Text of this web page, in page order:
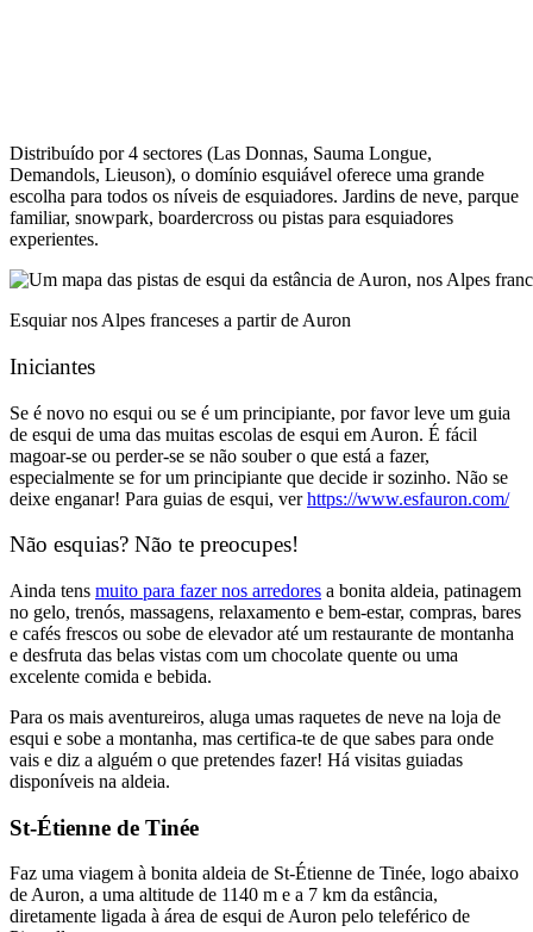
Distribuído por 4 sectores (Las Donnas, Sauma Longue,
Demandols, Lieuson), o domínio esquiável oferece uma grande
escolha para todos os níveis de esquiadores. Jardins de neve, parque
familiar, snowpark, boardercross ou pistas para esquiadores
experientes.
Esquiar nos Alpes franceses a partir de Auron
Iniciantes
Se é novo no esqui ou se é um principiante, por favor leve um guia
de esqui de uma das muitas escolas de esqui em Auron. É fácil
magoar-se ou perder-se se não souber o que está a fazer,
especialmente se for um principiante que decide ir sozinho. Não se
deixe enganar! Para guias de esqui, verhttps://www.esfauron.com/
Não esquias? Não te preocupes!
Ainda tens muito para fazer nos arredores a bonita aldeia, patinagem
no gelo, trenós, massagens, relaxamento e bem-estar, compras, bares
e cafés frescos ou sobe de elevador até um restaurante de montanha
e desfruta das belas vistas com um chocolate quente ou uma
excelente comida e bebida.
Para os mais aventureiros, aluga umas raquetes de neve na loja de
esqui e sobe a montanha, mas certifica-te de que sabes para onde
vais e diz a alguém o que pretendes fazer! Há visitas guiadas
disponíveis na aldeia.
St-Étienne de Tinée
Faz uma viagem à bonita aldeia de St-Étienne de Tinée, logo abaixo
de Auron, a uma altitude de 1140 m e a 7 km da estância,
diretamente ligada à área de esqui de Auron pelo teleférico de